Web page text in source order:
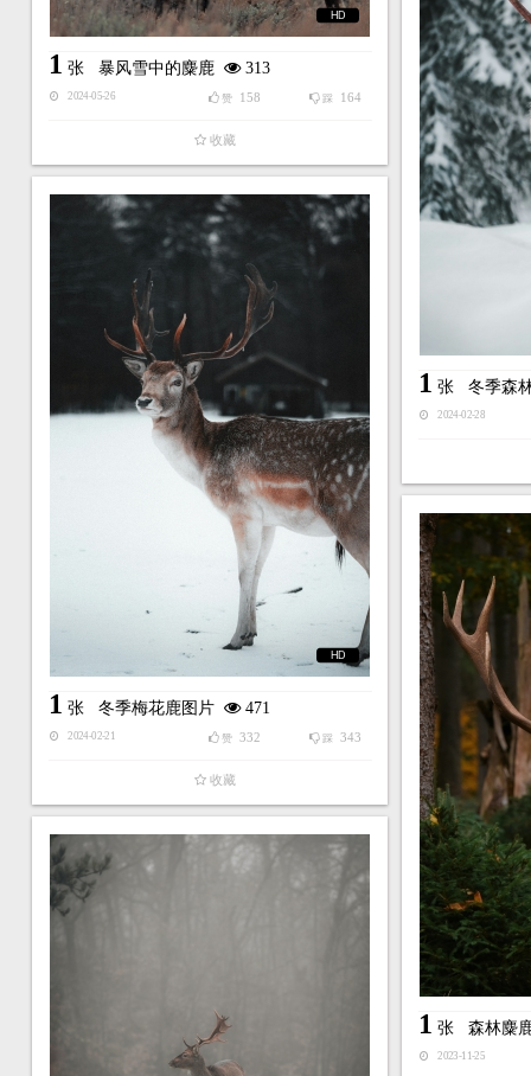
HD
1 张 暴风雪中的麋鹿 313
2024-05-26 踩 164
赞 158
收藏
1 张 冬季森
2024-02-28
HD
1 张 冬季梅花鹿图片 471
2024-02-21 踩 343
赞 332
收藏
1 张 森林麋
2023-11-25